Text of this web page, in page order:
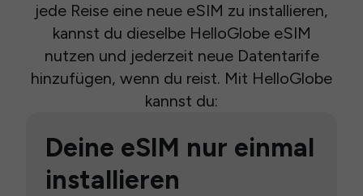
jede Reise eine neue eSIM zu installieren,
kannst du dieselbe HelloGlobe eSIM
nutzen und jederzeit neue Datentarife
hinzufügen, wenn du reist. Mit HelloGlobe
kannst du:
Deine eSIM nur einmal
installieren